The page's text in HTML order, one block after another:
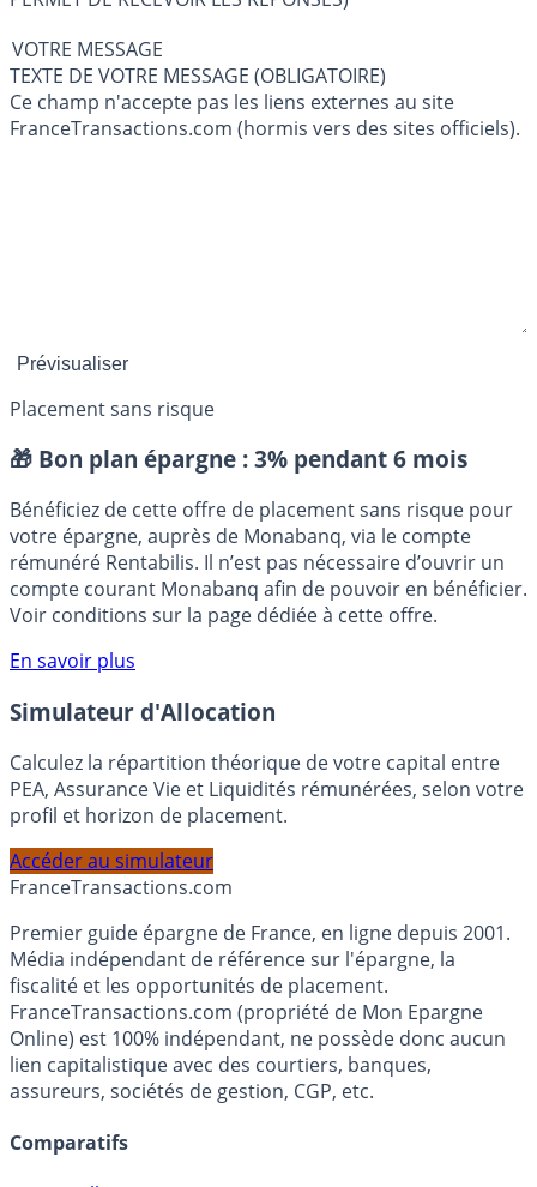
VOTRE MESSAGE
TEXTE DE VOTRE MESSAGE (OBLIGATOIRE)
Ce champ n'accepte pas les liens externes au site
FranceTransactions.com (hormis vers des sites officiels).
Placement sans risque
🎁 Bon plan épargne : 3% pendant 6 mois
Bénéficiez de cette offre de placement sans risque pour
votre épargne, auprès de Monabanq, via le compte
rémunéré Rentabilis. Il n’est pas nécessaire d’ouvrir un
compte courant Monabanq afin de pouvoir en bénéficier.
Voir conditions sur la page dédiée à cette offre.
En savoir plus
Simulateur d'Allocation
Calculez la répartition théorique de votre capital entre
PEA, Assurance Vie et Liquidités rémunérées, selon votre
profil et horizon de placement.
Accéder au simulateur
FranceTransactions.com
Premier guide épargne de France, en ligne depuis 2001.
Média indépendant de référence sur l'épargne, la
fiscalité et les opportunités de placement.
FranceTransactions.com (propriété de Mon Epargne
Online) est 100% indépendant, ne possède donc aucun
lien capitalistique avec des courtiers, banques,